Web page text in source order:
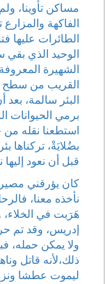
مساكن تأوينا،
الفاكهة
الطائرات عليها
الوحيد الذي
الشهيرة
القريب من سطح
البئر سالمة، بعد
برمي الحيوانات
استطعنا نقله
بضُلايَةْ، تركناها
قبل أن نعود
كان يؤرقني مصير
نأخذه معنا،
هَرَبت في الخلاء،
إدريس، وقد تم
ولا يمكن حمله،
ذلك،لأنه قاتل
ليموت عطشا